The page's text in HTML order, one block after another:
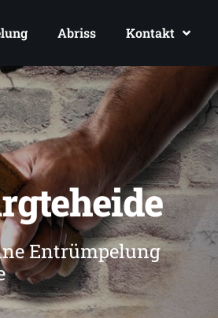
Abriss Kontakt
Entrümpelung